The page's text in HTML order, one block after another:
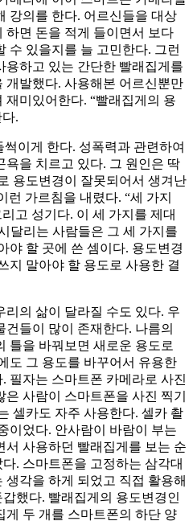
강의를 한다. 어르신들을 대상
하면 돈을 적게 들이면서 보다
수 있을지를 늘 고민한다. 그런
용하고 있는 간단한 빨래집게를
개발했다. 사용해본 어르신뿐만
미있어한다. “빨래집게의 용
.
이게 한다. 성폭력과 관련하여
욕을 치르고 있다. 그 원인은 딱
용도변경이 잘못되어서 생겨난
런 가르침을 내렸다. “세 가지
고 성기다. 이 세 가지를 제대
달리는 사람들은 그 세 가지를
야 할 곳에 쓴 셈이다. 용도변경
지 말아야 할 용도로 사용한 결
리의 삶이 달라질 수도 있다. 우
들이 많이 존재한다. 나름의
틀을 바꿔보면 새로운 용도로
도 그 용도를 바꾸어서 유용한
필자는 스마트폰 카메라로 사진
사람이 스마트폰을 사진 찍기
셀카도 자주 사용한다. 셀카 촬
이었다. 안사람이 바람이 부는
서 사용하던 빨래집게를 보는 순
. 스마트폰을 고정하는 삼각대
각을 하게 되었고 직접 활용해
했다. 빨래집게의 용도변경인
게 두 개를 스마트폰의 하단 양